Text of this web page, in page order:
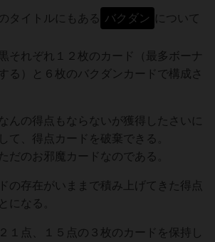
タイトルにもある バクダン について
それぞれ１２枚のカード（最多ボーナ
る）と６枚のバクダンカードで構成さ
んの得点もならないが獲得したさいに
て、得点カードを破棄できる。
だのお邪魔カードなのである。
の存在がいままで積み上げてきた得点
になる。
１点、１５点の３枚のカードを保持し